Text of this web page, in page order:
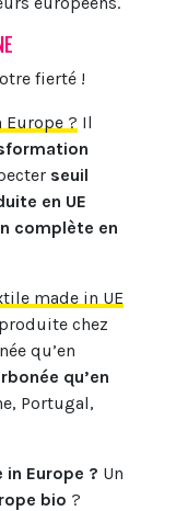
fierté !
? Il
seuil
en UE
complète en
made in UE
chez
qu’en
qu’en
Portugal,
Europe ? Un
bio ?